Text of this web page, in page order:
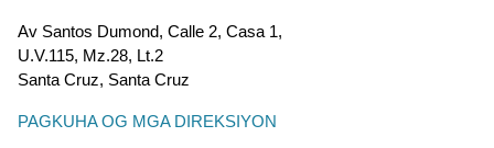
Av Santos Dumond, Calle 2, Casa 1,
U.V.115, Mz.28, Lt.2
Santa Cruz, Santa Cruz
PAGKUHA OG MGA DIREKSIYON